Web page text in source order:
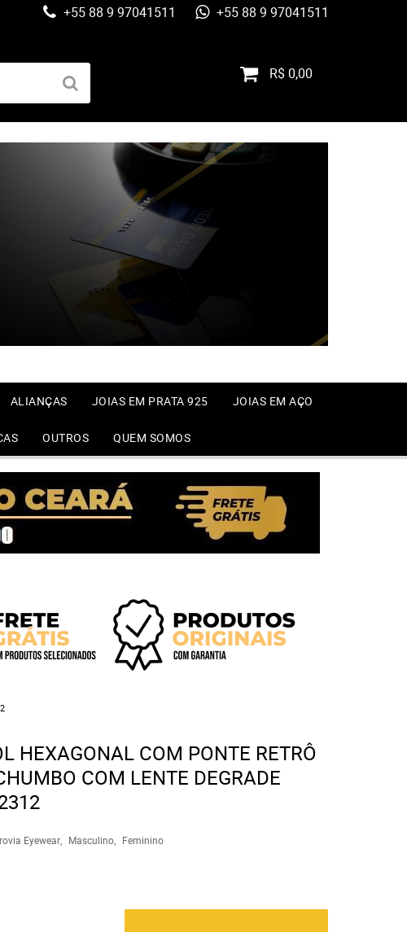
+55 88 9 97041511 +55 88 9 97041511
R$ 0,00
ALIANÇAS JOIAS EM PRATA 925 JOIAS EM AÇO
OUTROS QUEM SOMOS
HEXAGONAL COM PONTE RETRÔ
COM LENTE DEGRADE
Eyewear Masculino
Feminino